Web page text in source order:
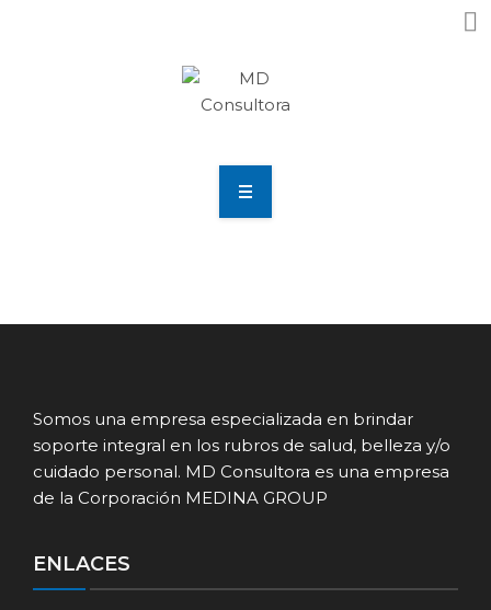
¿Que Necesitas?
Somos una empresa especializada en brindar
soporte integral en los rubros de salud, belleza y/o
cuidado personal. MD Consultora es una empresa
de la Corporación MEDINA GROUP
ENLACES